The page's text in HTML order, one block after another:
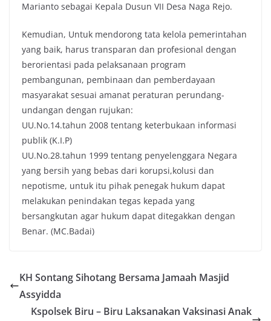
Marianto sebagai Kepala Dusun VII Desa Naga Rejo.
Kemudian, Untuk mendorong tata kelola pemerintahan
yang baik, harus transparan dan profesional dengan
berorientasi pada pelaksanaan program
pembangunan, pembinaan dan pemberdayaan
masyarakat sesuai amanat peraturan perundang-
undangan dengan rujukan:
UU.No.14.tahun 2008 tentang keterbukaan informasi
publik (K.I.P)
UU.No.28.tahun 1999 tentang penyelenggara Negara
yang bersih yang bebas dari korupsi,kolusi dan
nepotisme, untuk itu pihak penegak hukum dapat
melakukan penindakan tegas kepada yang
bersangkutan agar hukum dapat ditegakkan dengan
Benar. (MC.Badai)
KH Sontang Sihotang Bersama Jamaah Masjid
Assyidda
Kspolsek Biru – Biru Laksanakan Vaksinasi Anak